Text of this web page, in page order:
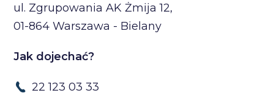
ul. Zgrupowania AK Żmija 12,
01-864 Warszawa - Bielany
Jak dojechać?
22 123 03 33